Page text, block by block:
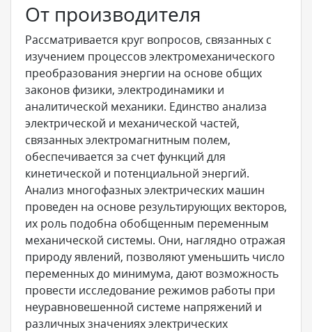
От производителя
Рассматривается круг вопросов, связанных с
изучением процессов электромеханического
преобразования энергии на основе общих
законов физики, электродинамики и
аналитической механики. Единство анализа
электрической и механической частей,
связанных электромагнитным полем,
обеспечивается за счет функций для
кинетической и потенциальной энергий.
Анализ многофазных электрических машин
проведен на основе результирующих векторов,
их роль подобна обобщенным переменным
механической системы. Они, наглядно отражая
природу явлений, позволяют уменьшить число
переменных до минимума, дают возможность
провести исследование режимов работы при
неуравновешенной системе напряжений и
различных значениях электрических